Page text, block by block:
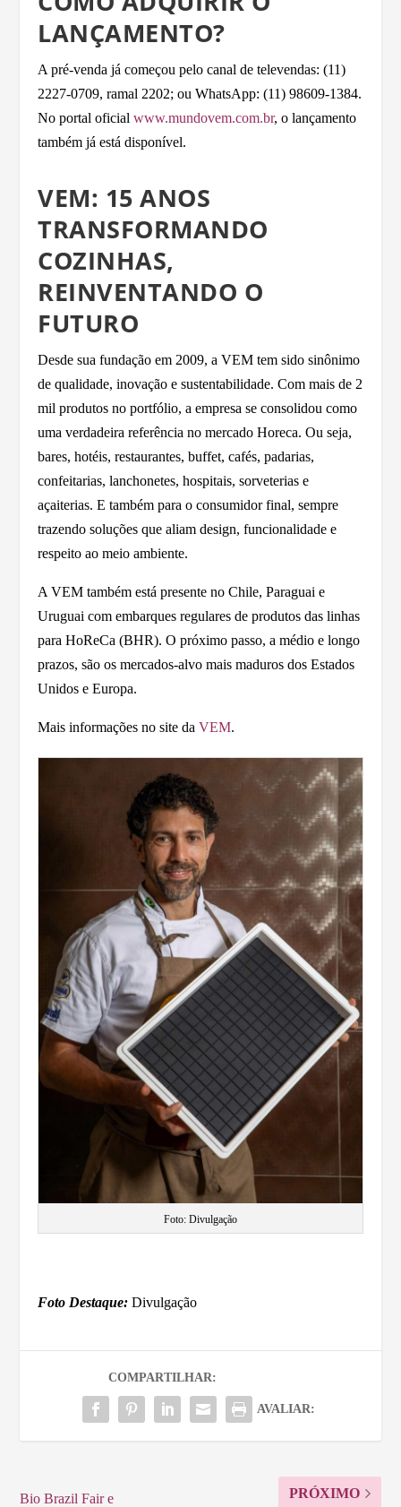
LANÇAMENTO?
A pré-venda já começou pelo canal de televendas: (11)
2227-0709, ramal 2202; ou WhatsApp: (11) 98609-1384.
No portal oficialwww.mundovem.com.br, o lançamento
também já está disponível.
VEM: 15 ANOS
TRANSFORMANDO
COZINHAS,
REINVENTANDO O
FUTURO
Desde sua fundação em 2009, a VEM tem sido sinônimo
de qualidade, inovação e sustentabilidade. Com mais de 2
mil produtos no portfólio, a empresa se consolidou como
uma verdadeira referência no mercado Horeca. Ou seja,
bares, hotéis, restaurantes, buffet, cafés, padarias,
confeitarias, lanchonetes, hospitais, sorveterias e
açaiterias. E também para o consumidor final, sempre
trazendo soluções que aliam design, funcionalidade e
respeito ao meio ambiente.
A VEM também está presente no Chile, Paraguai e
Uruguai com embarques regulares de produtos das linhas
para HoReCa (BHR). O próximo passo, a médio e longo
prazos, são os mercados-alvo mais maduros dos Estados
Unidos e Europa.
Mais informações no site daVEM.
Foto: Divulgação
Foto Destaque: Divulgação
COMPARTILHAR:
AVALIAR:
Bio Brazil Fair e
PRÓXIMO